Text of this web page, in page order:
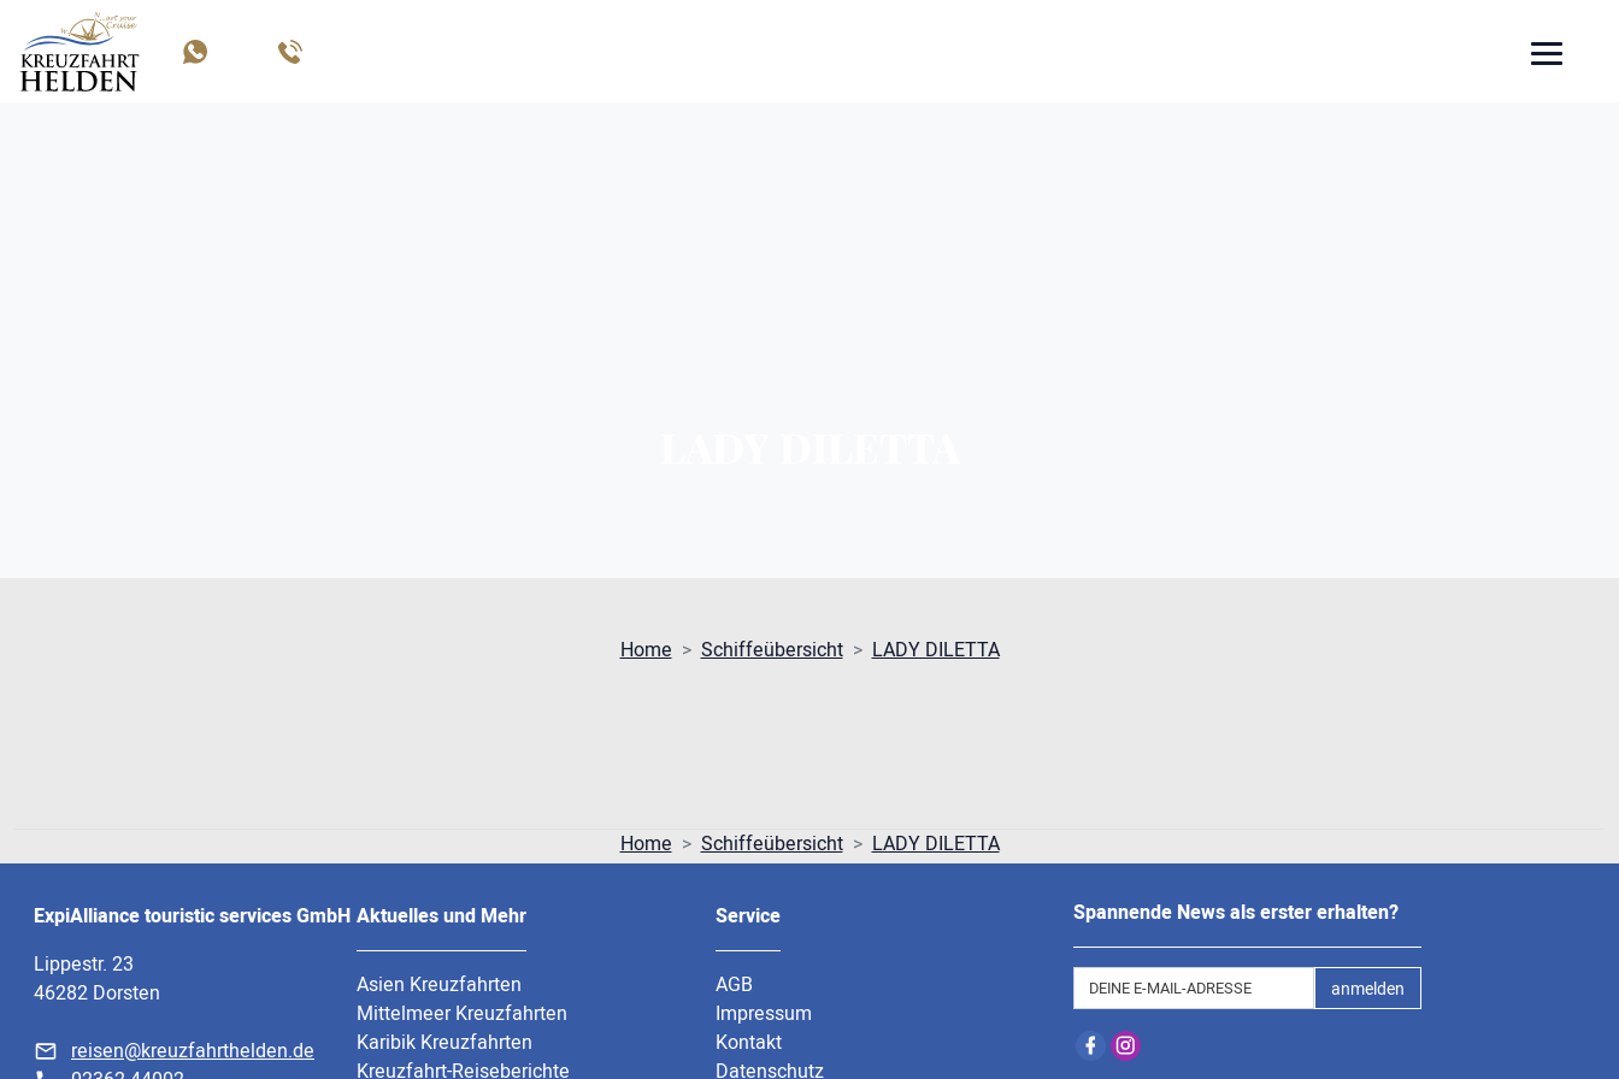
Home Schiffeübersicht LADY DILETTA
Home Schiffeübersicht LADY DILETTA
ExpiAlliance touristic services GmbH
Lippestr. 23
46282 Dorsten
reisen@kreuzfahrthelden.de
Aktuelles und Mehr
Asien Kreuzfahrten
Mittelmeer Kreuzfahrten
Karibik Kreuzfahrten
Kreuzfahrt-Reiseberichte
Service
AGB
Impressum
Kontakt
Datenschutz
Spannende News als erster erhalten?
anmelden